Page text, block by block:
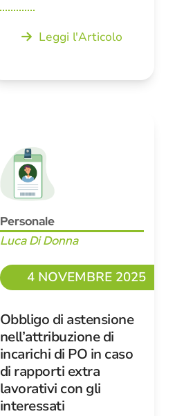
Leggi l'Articolo
Personale
Luca Di Donna
4 NOVEMBRE 2025
Obbligo di astensione
nell’attribuzione di
incarichi di PO in caso
di rapporti extra
lavorativi con gli
interessati